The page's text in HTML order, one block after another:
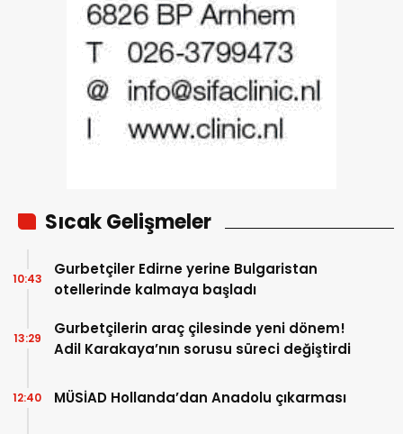
Sıcak Gelişmeler
Gurbetçiler Edirne yerine Bulgaristan
otellerinde kalmaya başladı
10:43
Gurbetçilerin araç çilesinde yeni dönem!
Adil Karakaya’nın sorusu süreci değiştirdi
13:29
MÜSİAD Hollanda’dan Anadolu çıkarması
12:40